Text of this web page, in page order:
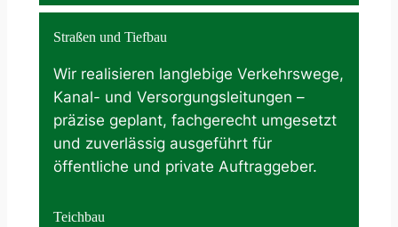
Straßen und Tiefbau
Wir realisieren langlebige Verkehrswege,
Kanal- und Versorgungsleitungen –
präzise geplant, fachgerecht umgesetzt
und zuverlässig ausgeführt für
öffentliche und private Auftraggeber.
Teichbau